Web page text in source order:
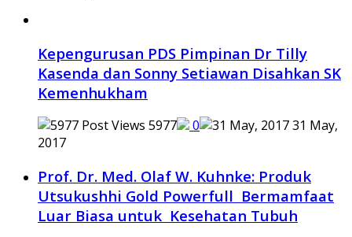
Kepengurusan PDS Pimpinan Dr Tilly
Kasenda dan Sonny Setiawan Disahkan SK
Kemenhukham
5977 0
31 May,
2017
Prof. Dr. Med. Olaf W. Kuhnke: Produk
Utsukushhi Gold Powerfull Bermamfaat
Luar Biasa untuk Kesehatan Tubuh